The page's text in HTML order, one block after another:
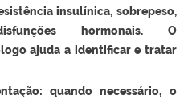
insulínica, sobrepeso,
hormonais. O
ajuda a identificar e tratar
quando necessário, o